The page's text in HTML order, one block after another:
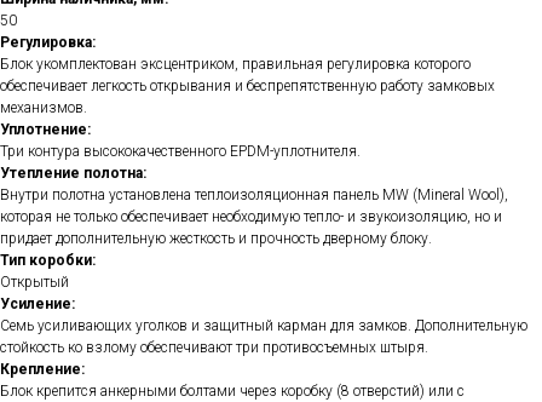
50
Регулировка:
Блок укомплектован эксцентриком, правильная регулировка которого
обеспечивает легкость открывания и беспрепятственную работу замковых
механизмов.
Уплотнение:
Три контура высококачественного EPDM-уплотнителя.
Утепление полотна:
Внутри полотна установлена теплоизоляционная панель MW (Mineral Wool),
которая не только обеспечивает необходимую тепло- и звукоизоляцию, но и
придает дополнительную жесткость и прочность дверному блоку.
Тип коробки:
Открытый
Усиление:
Семь усиливающих уголков и защитный карман для замков. Дополнительную
стойкость ко взлому обеспечивают три противосъемных штыря.
Крепление:
Блок крепится анкерными болтами через коробку (8 отверстий) или с